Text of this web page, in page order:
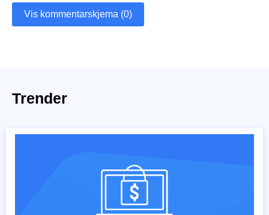
Vis kommentarskjema (0)
Trender